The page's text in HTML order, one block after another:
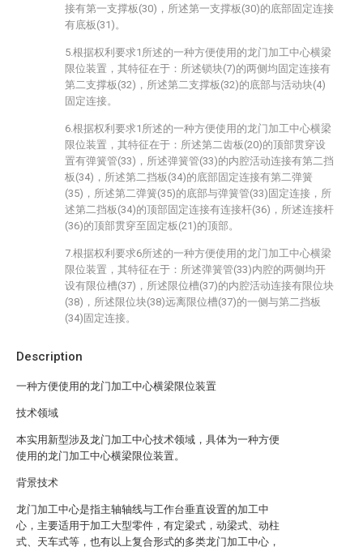
Description
一种方便使用的龙门加工中心横梁限位装置
技术领域
本实用新型涉及龙门加工中心技术领域，具体为一种方便
使用的龙门加工中心横梁限位装置。
背景技术
龙门加工中心是指主轴轴线与工作台垂直设置的加工中
心，主要适用于加工大型零件，有定梁式，动梁式、动柱
式、天车式等，也有以上复合形式的多类龙门加工中心，
接有第一支撑板(30)，所述第一支撑板(30)的底部固定连接
有底板(31)。
5.根据权利要求1所述的一种方便使用的龙门加工中心横梁
限位装置，其特征在于：所述锁块(7)的两侧均固定连接有
第二支撑板(32)，所述第二支撑板(32)的底部与活动块(4)
固定连接。
6.根据权利要求1所述的一种方便使用的龙门加工中心横梁
限位装置，其特征在于：所述第二齿板(20)的顶部贯穿设
置有弹簧管(33)，所述弹簧管(33)的内腔活动连接有第二挡
板(34)，所述第二挡板(34)的底部固定连接有第二弹簧
(35)，所述第二弹簧(35)的底部与弹簧管(33)固定连接，所
述第二挡板(34)的顶部固定连接有连接杆(36)，所述连接杆
(36)的顶部贯穿至固定板(21)的顶部。
7.根据权利要求6所述的一种方便使用的龙门加工中心横梁
限位装置，其特征在于：所述弹簧管(33)内腔的两侧均开
设有限位槽(37)，所述限位槽(37)的内腔活动连接有限位块
(38)，所述限位块(38)远离限位槽(37)的一侧与第二挡板
(34)固定连接。